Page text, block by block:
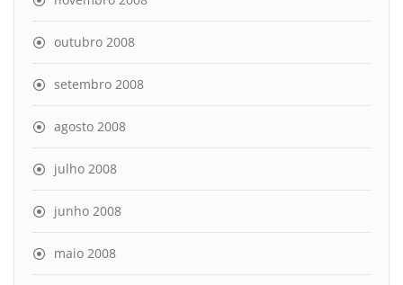
outubro 2008
setembro 2008
agosto 2008
julho 2008
junho 2008
maio 2008